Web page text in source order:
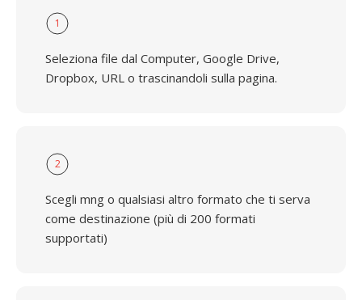
1
Seleziona file dal Computer, Google Drive,
Dropbox, URL o trascinandoli sulla pagina.
2
Scegli mng o qualsiasi altro formato che ti serva
come destinazione (più di 200 formati
supportati)